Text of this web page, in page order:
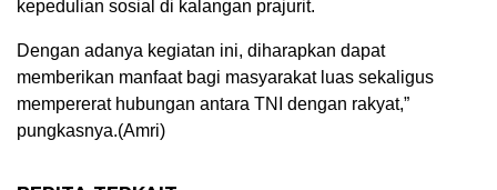
kepedulian sosial di kalangan prajurit.
Dengan adanya kegiatan ini, diharapkan dapat
memberikan manfaat bagi masyarakat luas sekaligus
mempererat hubungan antara TNI dengan rakyat,”
pungkasnya.(Amri)